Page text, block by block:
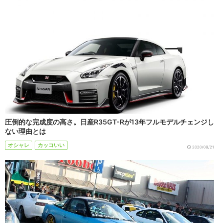
圧倒的な完成度の高さ。日産R35GT-Rが13年フルモデルチェンジし
ない理由とは
オシャレ カッコいい 2020/09/21